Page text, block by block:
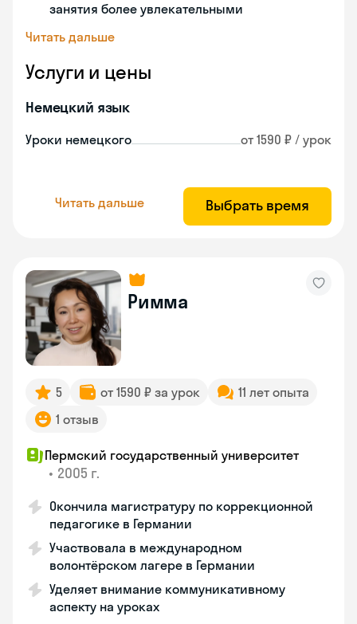
занятия более увлекательными
Читать дальше
Услуги и цены
Немецкий язык
Уроки немецкого от 1590 ₽ / урок
Читать дальше Выбрать время
Римма
5 от 1590 ₽ за урок
11 лет опыта
1 отзыв
Пермский государственный университет
• 2005 г.
Окончила магистратуру по коррекционной
педагогике в Германии
Участвовала в международном
волонтёрском лагере в Германии
Уделяет внимание коммуникативному
аспекту на уроках